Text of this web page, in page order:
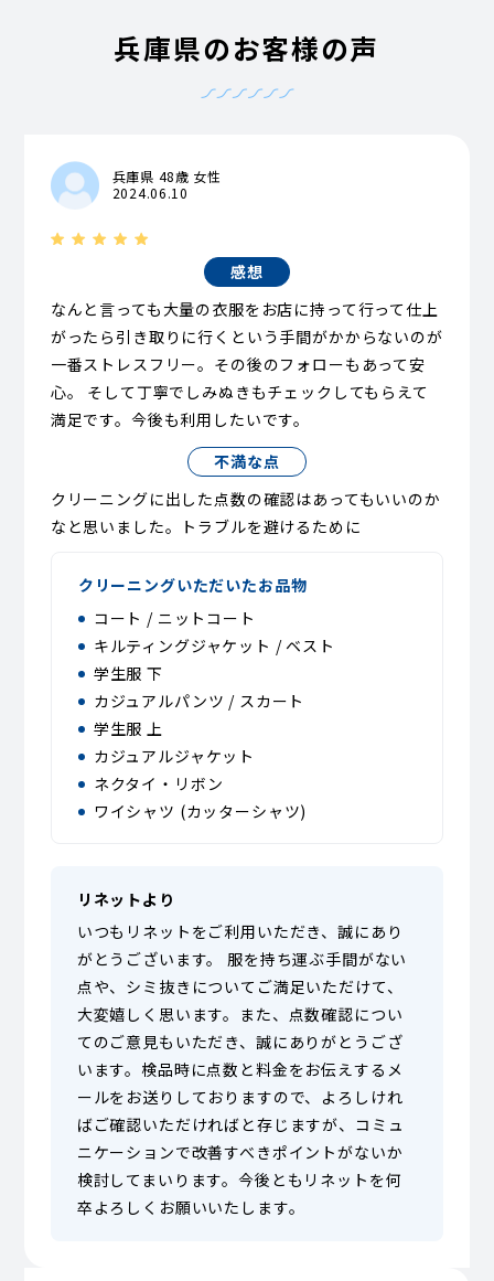
兵庫県のお客様の声
兵庫県 48歳 女性
2024.06.10
感想
なんと言っても大量の衣服をお店に持って行って仕上
がったら引き取りに行くという手間がかからないのが
一番ストレスフリー。その後のフォローもあって安
心。 そして丁寧でしみぬきもチェックしてもらえて
満足です。今後も利用したいです。
不満な点
クリーニングに出した点数の確認はあってもいいのか
なと思いました。トラブルを避けるために
クリーニングいただいたお品物
コート / ニットコート
キルティングジャケット / ベスト
学生服 下
カジュアルパンツ / スカート
学生服 上
カジュアルジャケット
ネクタイ・リボン
ワイシャツ (カッターシャツ)
リネットより
いつもリネットをご利用いただき、誠にあり
がとうございます。 服を持ち運ぶ手間がない
点や、シミ抜きについてご満足いただけて、
大変嬉しく思います。また、点数確認につい
てのご意見もいただき、誠にありがとうござ
います。検品時に点数と料金をお伝えするメ
ールをお送りしておりますので、よろしけれ
ばご確認いただければと存じますが、コミュ
ニケーションで改善すべきポイントがないか
検討してまいります。今後ともリネットを何
卒よろしくお願いいたします。